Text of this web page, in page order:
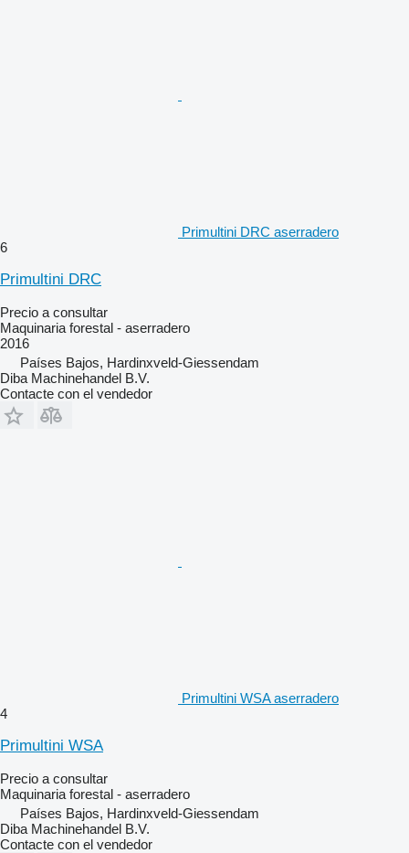
Primultini DRC aserradero
6
Primultini DRC
Precio a consultar
Maquinaria forestal - aserradero
2016
Países Bajos, Hardinxveld-Giessendam
Diba Machinehandel B.V.
Contacte con el vendedor
Primultini WSA aserradero
4
Primultini WSA
Precio a consultar
Maquinaria forestal - aserradero
Países Bajos, Hardinxveld-Giessendam
Diba Machinehandel B.V.
Contacte con el vendedor